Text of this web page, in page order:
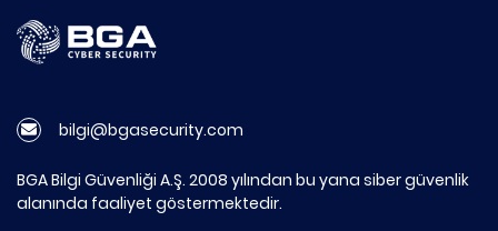
bilgi@bgasecurity.com
BGA Bilgi Güvenliği A.Ş. 2008 yılından bu yana siber güvenlik
alanında faaliyet göstermektedir.